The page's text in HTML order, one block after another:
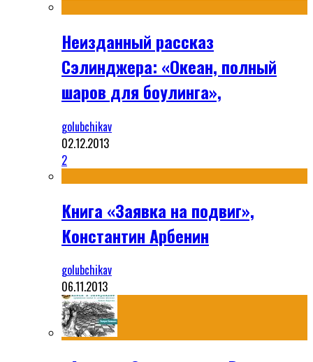
Неизданный рассказ
Сэлинджера: «Океан, полный
шаров для боулинга»,
golubchikav
02.12.2013
2
Книга «Заявка на подвиг»,
Константин Арбенин
golubchikav
06.11.2013